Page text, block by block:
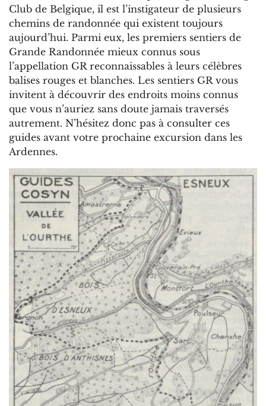
Club de Belgique, il est l’instigateur de plusieurs
chemins de randonnée qui existent toujours
aujourd’hui. Parmi eux, les premiers sentiers de
Grande Randonnée mieux connus sous
l’appellation GR reconnaissables à leurs célèbres
balises rouges et blanches. Les sentiers GR vous
invitent à découvrir des endroits moins connus
que vous n’auriez sans doute jamais traversés
autrement. N’hésitez donc pas à consulter ces
guides avant votre prochaine excursion dans les
Ardennes.